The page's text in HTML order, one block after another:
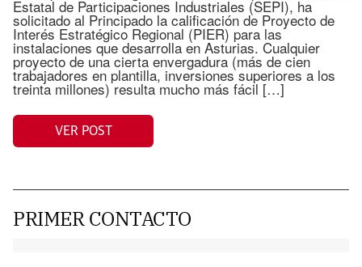
Estatal de Participaciones Industriales (SEPI), ha
solicitado al Principado la calificación de Proyecto de
Interés Estratégico Regional (PIER) para las
instalaciones que desarrolla en Asturias. Cualquier
proyecto de una cierta envergadura (más de cien
trabajadores en plantilla, inversiones superiores a los
treinta millones) resulta mucho más fácil […]
VER POST
PRIMER CONTACTO